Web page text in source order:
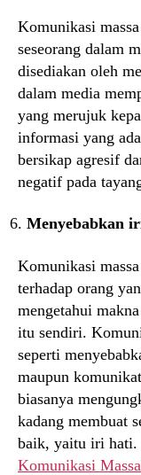
Komunikasi
seseorang dalam
disediakan oleh
dalam media
yang merujuk
informasi yang
bersikap agresif
negatif pada
Menyebabkan
Komunikasi
terhadap orang
mengetahui
itu sendiri.
seperti
maupun
biasanya
kadang membuat
baik, yaitu iri hati.
Komunikasi Massa